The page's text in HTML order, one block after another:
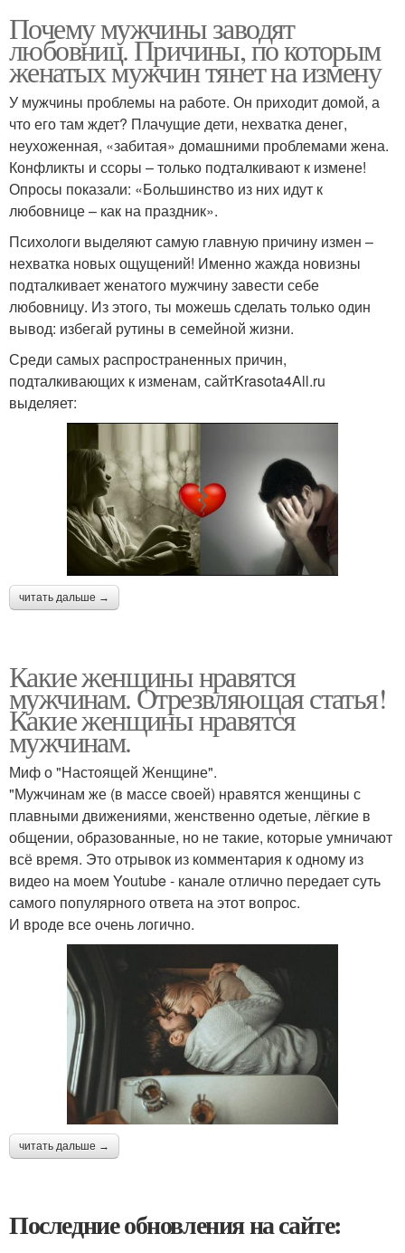
Почему мужчины заводят
любовниц. Причины, по которым
женатых мужчин тянет на измену
У мужчины проблемы на работе. Он приходит домой, а
что его там ждет? Плачущие дети, нехватка денег,
неухоженная, «забитая» домашними проблемами жена.
Конфликты и ссоры – только подталкивают к измене!
Опросы показали: «Большинство из них идут к
любовнице – как на праздник».
Психологи выделяют самую главную причину измен –
нехватка новых ощущений! Именно жажда новизны
подталкивает женатого мужчину завести себе
любовницу. Из этого, ты можешь сделать только один
вывод: избегай рутины в семейной жизни.
Среди самых распространенных причин,
подталкивающих к изменам, сайтKrasota4All.ru
выделяет:
читать дальше →
Какие женщины нравятся
мужчинам. Отрезвляющая статья!
Какие женщины нравятся
мужчинам.
Миф о "Настоящей Женщине".
"Мужчинам же (в массе своей) нравятся женщины с
плавными движениями, женственно одетые, лёгкие в
общении, образованные, но не такие, которые умничают
всё время. Это отрывок из комментария к одному из
видео на моем Youtube - канале отлично передает суть
самого популярного ответа на этот вопрос.
И вроде все очень логично.
читать дальше →
Последние обновления на сайте: